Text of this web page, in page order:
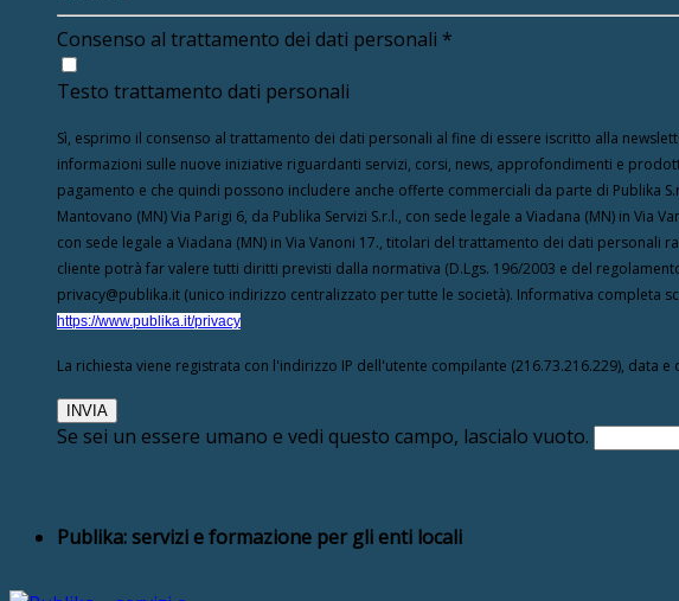
Consenso al trattamento dei dati personali *
Testo trattamento dati personali
Sì, esprimo il consenso al trattamento dei dati personali al fine di essere iscritto alla
informazioni sulle nuove iniziative riguardanti servizi, corsi, news, approfondimenti e
pagamento e che quindi possono includere anche offerte commerciali da parte di Publika
Mantovano (MN) Via Parigi 6, da Publika Servizi S.r.l., con sede legale a Viadana (MN) in Via
con sede legale a Viadana (MN) in Via Vanoni 17., titolari del trattamento dei dati personali
cliente potrà far valere tutti diritti previsti dalla normativa (D.Lgs. 196/2003 e del
privacy@publika.it (unico indirizzo centralizzato per tutte le società). Informativa completa
https://www.publika.it/privacy
La richiesta viene registrata con l'indirizzo IP dell'utente compilante (216.73.216.229), data e
Se sei un essere umano e vedi questo campo, lascialo vuoto.
Publika: servizi e formazione per gli enti locali